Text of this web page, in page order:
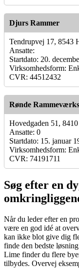
Djurs Rammer
Tendrupvej 17, 8543
Ansatte:
Startdato: 20.
Virksomhedsform:
CVR: 44512432
Rønde
Hovedgaden 51,
Ansatte: 0
Startdato: 15. januar
Virksomhedsform:
CVR: 74191711
Søg efter en
Når du leder efter en
være en god idé at
kan ikke blot give dig
finde den bedste
Lime finder du flere
tilbydes. Overvej